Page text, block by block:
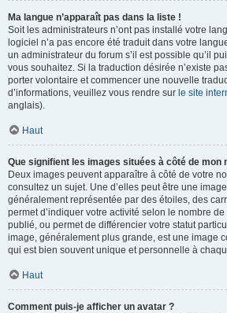
Ma langue n’apparaît pas dans la liste !
Soit les administrateurs n’ont pas installé votre
logiciel n’a pas encore été traduit dans votre
un administrateur du forum s’il est possible qu’il
vous souhaitez. Si la traduction désirée n’existe
porter volontaire et commencer une nouvelle
d’informations, veuillez vous rendre sur le site
anglais).
Haut
Que signifient les images situées à côté de mon
Deux images peuvent apparaître à côté de votre
consultez un sujet. Une d’elles peut être une
généralement représentée par des étoiles, des
permet d’indiquer votre activité selon le nombre
publié, ou permet de différencier votre statut
image, généralement plus grande, est une image
qui est bien souvent unique et personnelle à
Haut
Comment puis-je afficher un avatar ?